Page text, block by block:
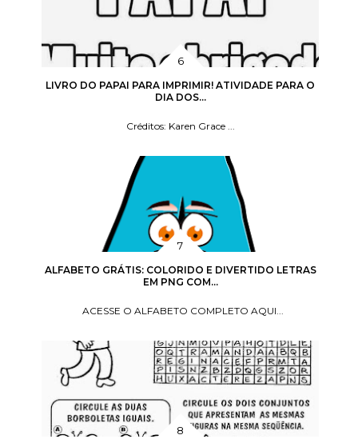
LIVRO DO PAPAI PARA IMPRIMIR! ATIVIDADE PARA O
DIA DOS...
Créditos: Karen Grace ...
ALFABETO GRÁTIS: COLORIDO E DIVERTIDO LETRAS
EM PNG COM...
ACESSE O ALFABETO COMPLETO AQUI...